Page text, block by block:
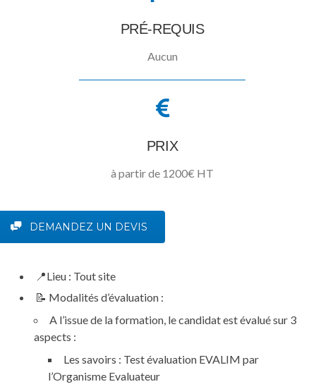
PRÉ-REQUIS
Aucun
PRIX
à partir de 1200€ HT
DEMANDEZ UN DEVIS
📍Lieu : Tout site
📝 Modalités d’évaluation :
A l’issue de la formation, le candidat est évalué sur 3
aspects :
Les savoirs : Test évaluation EVALIM par
l’Organisme Evaluateur